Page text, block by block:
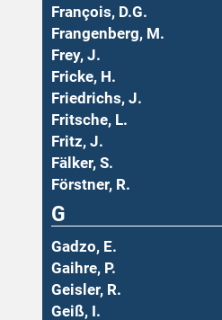
François, D.G.
Frangenberg, M.
Frey, J.
Fricke, H.
Friedrichs, J.
Fritsche, L.
Fritz, J.
Fälker, S.
Förstner, R.
G
Gadzo, E.
Gaihre, P.
Geisler, R.
Geiß, I.